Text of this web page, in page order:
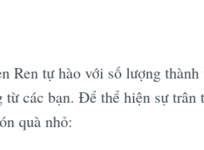
Ren tự hào với số lượng
các bạn. Để thể hiện sự trân
quà nhỏ: